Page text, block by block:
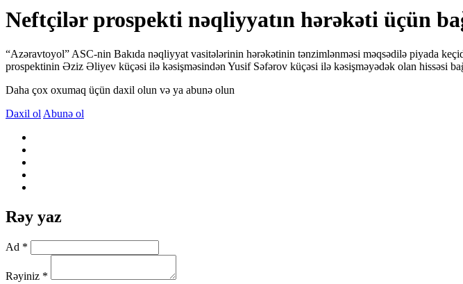
Neftçilər prospekti nəqliyyatın hərəkəti üçün
“Azəravtoyol” ASC-nin Bakıda nəqliyyat vasitələrinin hərəkətinin tənzimlənməsi məqsədilə piyada
prospektinin Əziz Əliyev küçəsi ilə kəsişməsindən Yusif Səfərov küçəsi ilə kəsişməyədək olan hissəsi
Daha çox oxumaq üçün daxil olun və ya abunə olun
Daxil ol Abunə ol
Rəy yaz
Ad *
Rəyiniz *